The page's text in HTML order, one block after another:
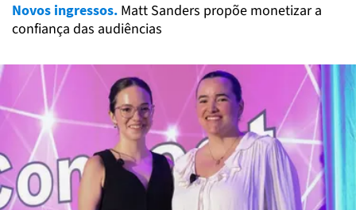
Novos ingressos. Matt Sanders propõe monetizar a
confiança das audiências